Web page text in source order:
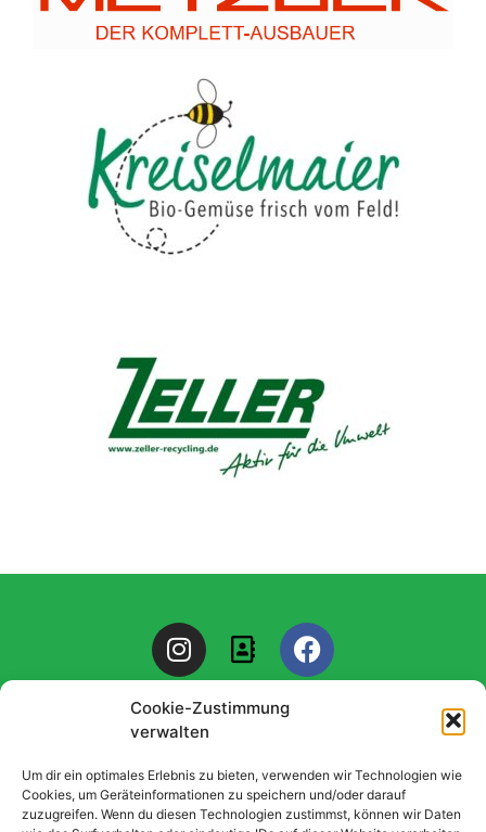
Cookie-Zustimmung
verwalten
Um dir ein optimales Erlebnis zu bieten, verwenden wir Technologien wie
Cookies, um Geräteinformationen zu speichern und/oder darauf
zuzugreifen. Wenn du diesen Technologien zustimmst, können wir Daten
I
n
s
t
a
g
r
a
A
d
d
r
s
s
-
F
a
c
o
o
k